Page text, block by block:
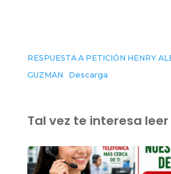
RESPUESTA A PETICIÓN HENRY
GUZMAN
Descarga
Tal vez te interesa